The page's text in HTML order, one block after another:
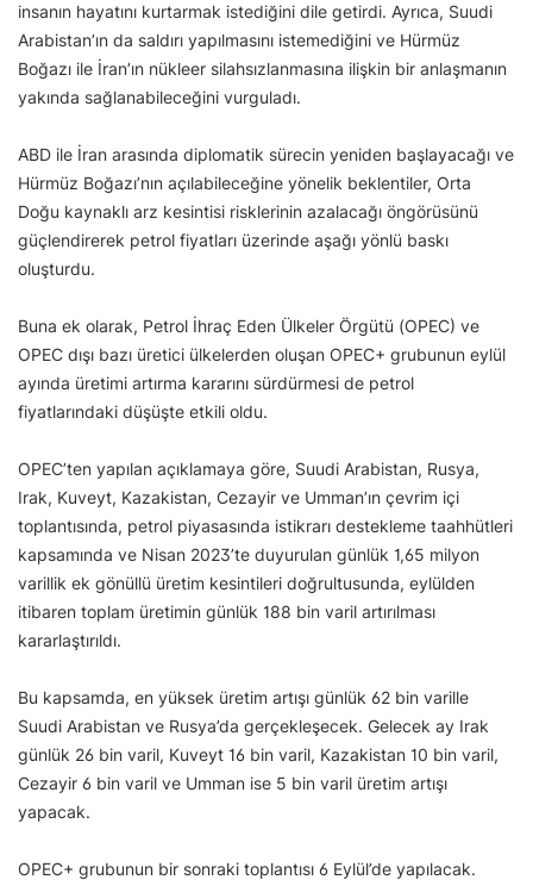
insanın hayatını kurtarmak istediğini dile getirdi. Ayrıca, Suudi
Arabistan’ın da saldırı yapılmasını istemediğini ve Hürmüz
Boğazı ile İran’ın nükleer silahsızlanmasına ilişkin bir anlaşmanın
yakında sağlanabileceğini vurguladı.
ABD ile İran arasında diplomatik sürecin yeniden başlayacağı ve
Hürmüz Boğazı’nın açılabileceğine yönelik beklentiler, Orta
Doğu kaynaklı arz kesintisi risklerinin azalacağı öngörüsünü
güçlendirerek petrol fiyatları üzerinde aşağı yönlü baskı
oluşturdu.
Buna ek olarak, Petrol İhraç Eden Ülkeler Örgütü (OPEC) ve
OPEC dışı bazı üretici ülkelerden oluşan OPEC+ grubunun eylül
ayında üretimi artırma kararını sürdürmesi de petrol
fiyatlarındaki düşüşte etkili oldu.
OPEC’ten yapılan açıklamaya göre, Suudi Arabistan, Rusya,
Irak, Kuveyt, Kazakistan, Cezayir ve Umman’ın çevrim içi
toplantısında, petrol piyasasında istikrarı destekleme taahhütleri
kapsamında ve Nisan 2023’te duyurulan günlük 1,65 milyon
varillik ek gönüllü üretim kesintileri doğrultusunda, eylülden
itibaren toplam üretimin günlük 188 bin varil artırılması
kararlaştırıldı.
Bu kapsamda, en yüksek üretim artışı günlük 62 bin varille
Suudi Arabistan ve Rusya’da gerçekleşecek. Gelecek ay Irak
günlük 26 bin varil, Kuveyt 16 bin varil, Kazakistan 10 bin varil,
Cezayir 6 bin varil ve Umman ise 5 bin varil üretim artışı
yapacak.
OPEC+ grubunun bir sonraki toplantısı 6 Eylül’de yapılacak.